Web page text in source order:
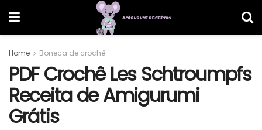
Home Boneca de crochê
PDF Crochê Les Schtroumpfs
Receita de Amigurumi
Grátis